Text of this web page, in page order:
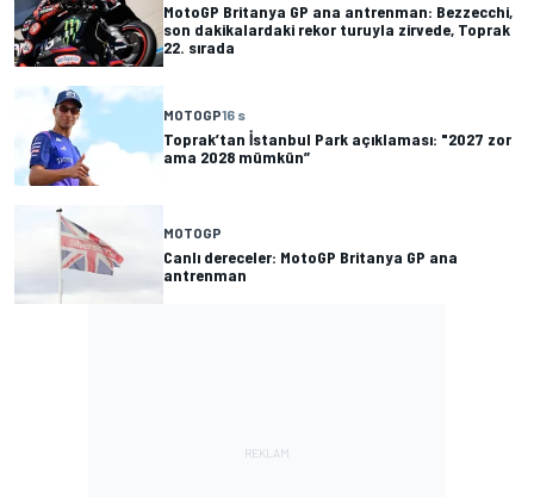
MotoGP Britanya GP ana antrenman: Bezzecchi,
son dakikalardaki rekor turuyla zirvede, Toprak
22. sırada
MOTOGP16 s
Toprak’tan İstanbul Park açıklaması: "2027 zor
ama 2028 mümkün”
MOTOGP
Canlı dereceler: MotoGP Britanya GP ana
antrenman